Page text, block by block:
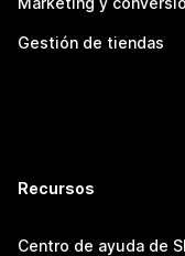
Gestión de tiendas
Recursos
Centro de ayuda de